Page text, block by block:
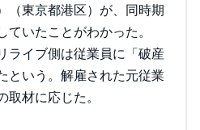
（東京都港区）が、同時期
ていたことがわかった。
ライブ側は従業員に「破産
という。解雇された元従業
取材に応じた。